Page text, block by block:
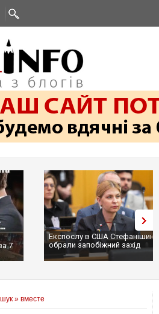
7
Експослу в США
обрали запобіжний захід
» вместе